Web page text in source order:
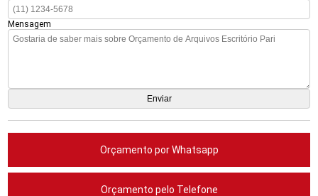
Mensagem
Orçamento por Whatsapp
Orçamento pelo Telefone